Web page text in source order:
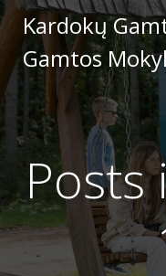
Kardokų
Gamtos
Posts